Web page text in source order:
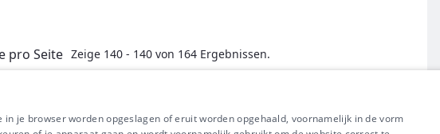
pro Seite Zeige 140 - 140 von 164 Ergebnissen.
je browser worden opgeslagen of eruit worden opgehaald, voornamelijk in de vorm